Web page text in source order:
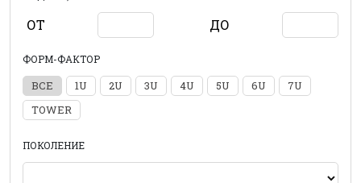
ОТ ДО
ФОРМ-ФАКТОР
ВСЕ 1U 2U 3U 4U 5U 6U
7U
TOWER
ПОКОЛЕНИЕ